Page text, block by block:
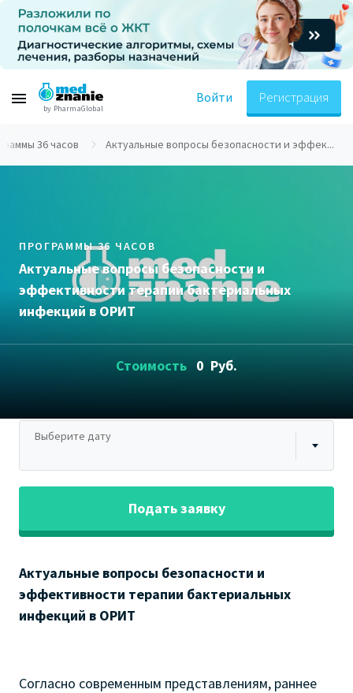
by PharmaGlobal
Войти Регистрация
36 часов Актуальные вопросы безопасности и эффек...
ПРОГРАММЫ 36 ЧАСОВ
Актуальные вопросы безопасности и
эффективности терапии бактериальных
инфекций в ОРИТ
Стоимость 0 Руб.
Выберите дату
Подать заявку
Актуальные вопросы безопасности и
эффективности терапии бактериальных
инфекций в ОРИТ
Согласно современным представлениям, раннее